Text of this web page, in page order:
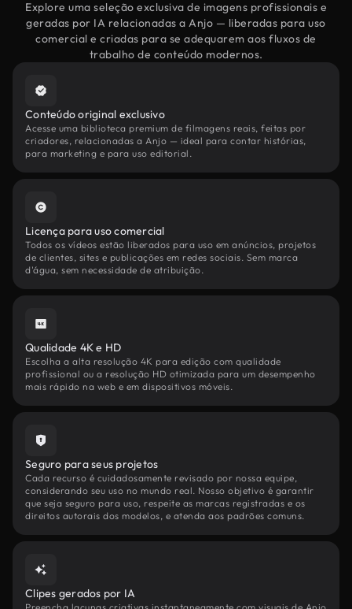
Explore uma seleção exclusiva de imagens profissionais e
geradas por IA relacionadas a Anjo — liberadas para uso
comercial e criadas para se adequarem aos fluxos de
trabalho de conteúdo modernos.
Conteúdo original exclusivo
Acesse uma biblioteca premium de filmagens reais, feitas por
criadores, relacionadas a Anjo — ideal para contar histórias,
para marketing e para uso editorial.
Licença para uso comercial
Todos os vídeos estão liberados para uso em anúncios, projetos
de clientes, sites e publicações em redes sociais. Sem marca
d'água, sem necessidade de atribuição.
Qualidade 4K e HD
Escolha a alta resolução 4K para edição com qualidade
profissional ou a resolução HD otimizada para um desempenho
mais rápido na web e em dispositivos móveis.
Seguro para seus projetos
Cada recurso é cuidadosamente revisado por nossa equipe,
considerando seu uso no mundo real. Nosso objetivo é garantir
que seja seguro para uso, respeite as marcas registradas e os
direitos autorais dos modelos, e atenda aos padrões comuns.
Clipes gerados por IA